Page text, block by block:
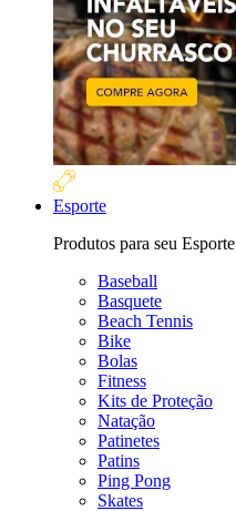
Esporte
Produtos para seu Esporte
Baseball
Basquete
Beach Tennis
Bike
Bolas
Fitness
Kits de Proteção
Natação
Patinetes
Patins
Ping Pong
Skates